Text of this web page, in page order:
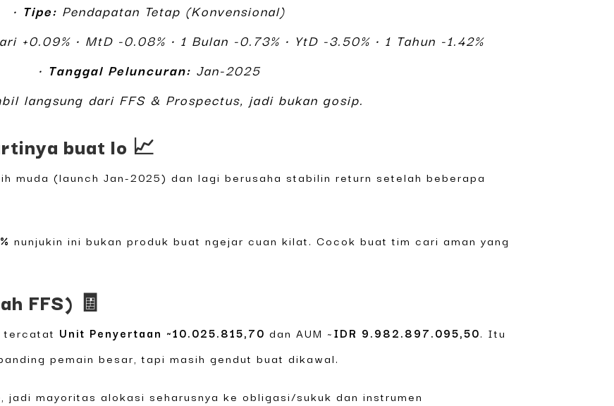
• Tipe: Pendapatan Tetap (Konvensional)
+0.09% • MtD -0.08% • 1 Bulan -0.73% • YtD -3.50% • 1 Tahun -1.42%
• Tanggal Peluncuran: Jan-2025
langsung dari FFS & Prospectus, jadi bukan gosip.
buat lo 📈
muda (launch Jan-2025) dan lagi berusaha stabilin return setelah beberapa
nunjukin ini bukan produk buat ngejar cuan kilat. Cocok buat tim cari aman yang
FFS) 🧾
tercatat Unit Penyertaan ~10.025.815,70 dan AUM ~IDR 9.982.897.095,50. Itu
pemain besar, tapi masih gendut buat dikawal.
, jadi mayoritas alokasi seharusnya ke obligasi/sukuk dan instrumen